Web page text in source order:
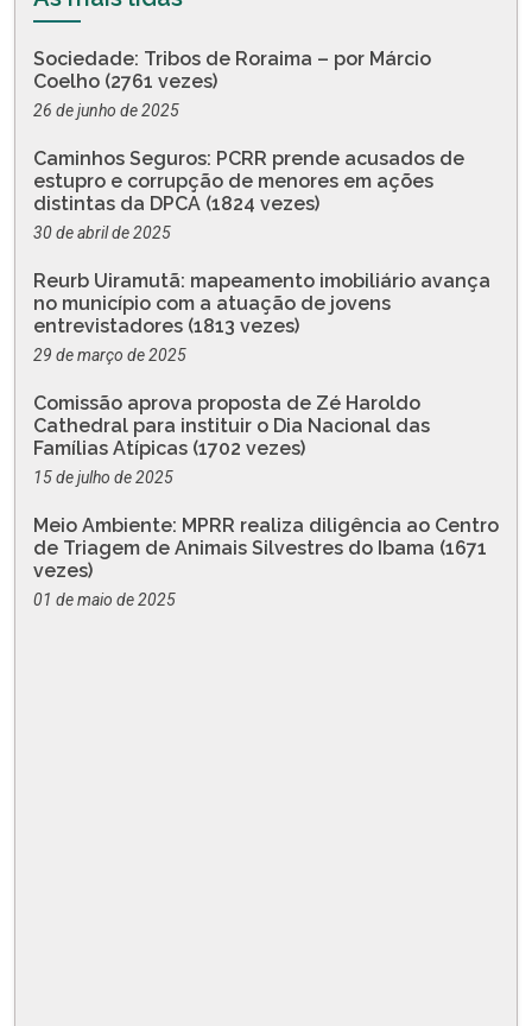
Sociedade: Tribos de Roraima – por Márcio
Coelho (2761 vezes)
26 de junho de 2025
Caminhos Seguros: PCRR prende acusados de
estupro e corrupção de menores em ações
distintas da DPCA (1824 vezes)
30 de abril de 2025
Reurb Uiramutã: mapeamento imobiliário avança
no município com a atuação de jovens
entrevistadores (1813 vezes)
29 de março de 2025
Comissão aprova proposta de Zé Haroldo
Cathedral para instituir o Dia Nacional das
Famílias Atípicas (1702 vezes)
15 de julho de 2025
Meio Ambiente: MPRR realiza diligência ao Centro
de Triagem de Animais Silvestres do Ibama (1671
vezes)
01 de maio de 2025